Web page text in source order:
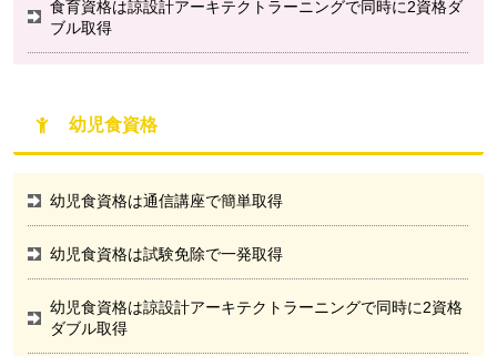
食育資格は諒設計アーキテクトラーニングで同時に2資格ダ
ブル取得
幼児食資格
幼児食資格は通信講座で簡単取得
幼児食資格は試験免除で一発取得
幼児食資格は諒設計アーキテクトラーニングで同時に2資格
ダブル取得